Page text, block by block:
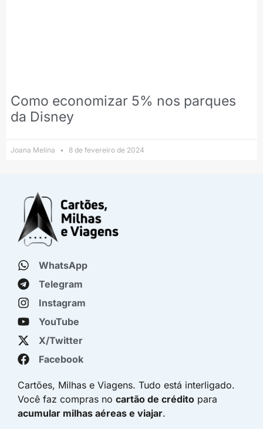
Como economizar 5% nos parques
da Disney
Joana Melina 8 de fevereiro de 2024
WhatsApp
Telegram
Instagram
YouTube
X/Twitter
Facebook
Cartões, Milhas e Viagens. Tudo está interligado.
Você faz compras no cartão de crédito para
acumular milhas aéreas e viajar.